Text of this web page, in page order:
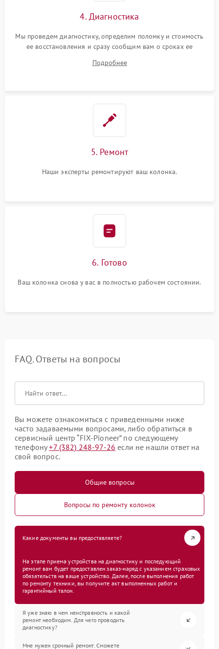
4. Диагностика
Мы проведем диагностику, определим поломку и стоимость
ее восстановления и сразу сообщим вам о сроках ее
Подробнее
5. Ремонт
Наши эксперты ремонтируют ваш колонка.
6. Готово
Ваш колонка снова у вас в полностью рабочем состоянии.
FAQ. Ответы на вопросы
Вы можете ознакомиться с приведенными ниже
часто задаваемыми вопросами, либо обратиться в
сервисный центр “FIX-Pioneer” по следующему
телефону+7 (382) 248-97-26 если не нашли ответ на
свой вопрос.
Общие вопросы
Вопросы по ремонту колонок
Какие документы вы предоставляете?
На этапе приема устройства на диагностику и последующий
ремонт вам будет предоставлен заказ-наряд с указанием страховых
обязательств на ваше устройство. Далее, после выполнения работ
по ремонту техники, вы получите акт выполненных работ и
гарантийный талон.
Я уже знаю в чем неисправность и какой
ремонт необходим. Для чего проводить
диагностику?
Мне нужен срочный ремонт. Сможете